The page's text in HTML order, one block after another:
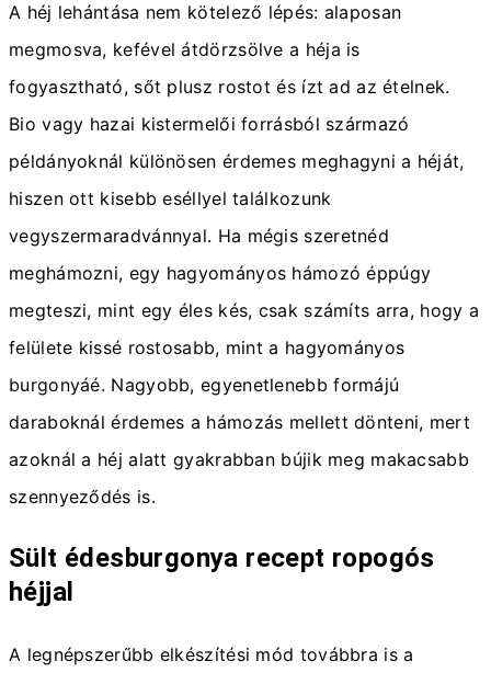
A héj lehántása nem kötelező lépés: alaposan
megmosva, kefével átdörzsölve a héja is
fogyasztható, sőt plusz rostot és ízt ad az ételnek.
Bio vagy hazai kistermelői forrásból származó
példányoknál különösen érdemes meghagyni a héját,
hiszen ott kisebb eséllyel találkozunk
vegyszermaradvánnyal. Ha mégis szeretnéd
meghámozni, egy hagyományos hámozó éppúgy
megteszi, mint egy éles kés, csak számíts arra, hogy a
felülete kissé rostosabb, mint a hagyományos
burgonyáé. Nagyobb, egyenetlenebb formájú
daraboknál érdemes a hámozás mellett dönteni, mert
azoknál a héj alatt gyakrabban bújik meg makacsabb
szennyeződés is.
Sült édesburgonya recept ropogós
héjjal
A legnépszerűbb elkészítési mód továbbra is a